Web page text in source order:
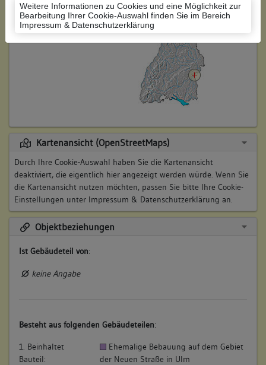
Weitere Informationen zu Cookies und eine Möglichkeit zur
Bearbeitung Ihrer Cookie-Auswahl finden Sie im Bereich
Impressum & Datenschutzerklärung
Historische Gebäudenummer: 7; A 311
Lage des Wohnplatzes:
Kartenansicht (OpenStreetMaps)
Durch Ihre Cookie-Auswahl haben Sie die Kartenansicht
deaktiviert, die eigentlich hier angezeigt werden würde. Wenn Sie
die Kartenansicht nutzen möchten, passen Sie bitte Ihre Cookie-
Einstellungen unter Impressum & Datenschutzerklärung an.
Objektbeziehungen
Ist Gebäudeteil von:
keine Angabe
Besteht aus folgenden Gebäudeteilen:
1. Beinhaltet
Bauteil:
Ehemalige Bebauung auf dem Gebiet
der Neuen Straße in Ulm